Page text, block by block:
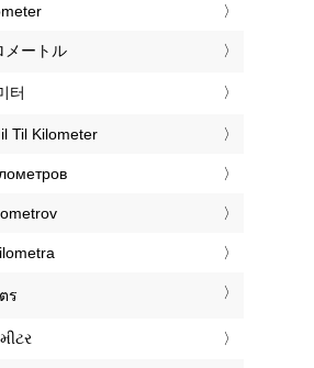
メートル
터
Til Kilometer
ร